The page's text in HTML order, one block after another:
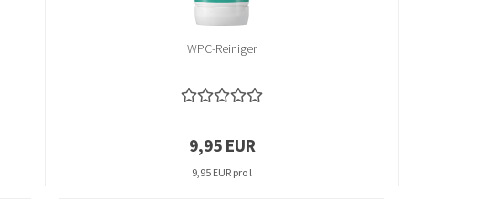
WPC-Reiniger
9,95 EUR
9,95 EUR pro l